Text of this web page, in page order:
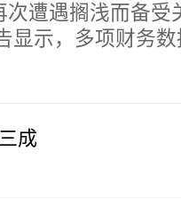
遭遇搁浅而备受
显示，多项财务
成